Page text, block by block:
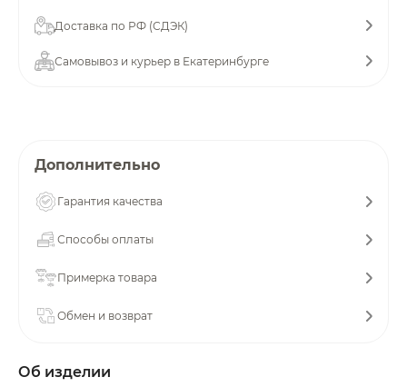
Доставка по РФ (СДЭК)
Самовывоз и курьер в Екатеринбурге
Дополнительно
Гарантия качества
Способы оплаты
Примерка товара
Обмен и возврат
Об изделии
об оплате Плайтом